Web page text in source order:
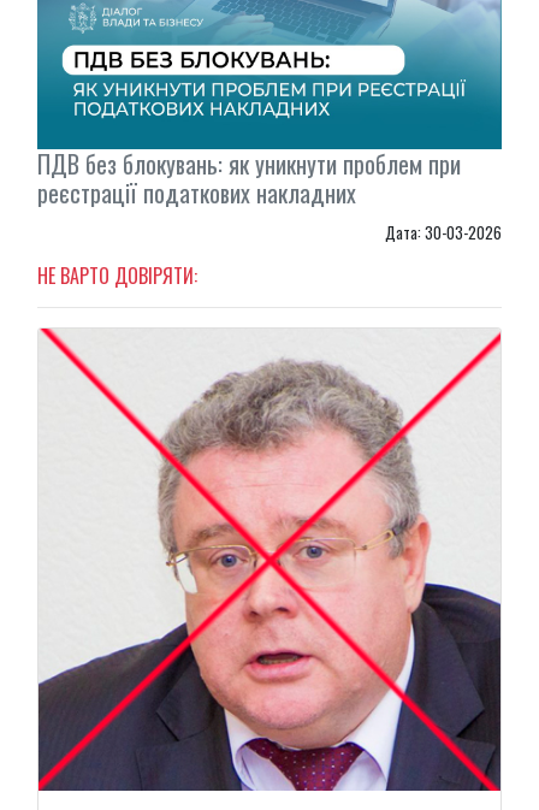
ПДВ без блокувань: як уникнути проблем при
реєстрації податкових накладних
Дата: 30-03-2026
НЕ ВАРТО ДОВІРЯТИ: